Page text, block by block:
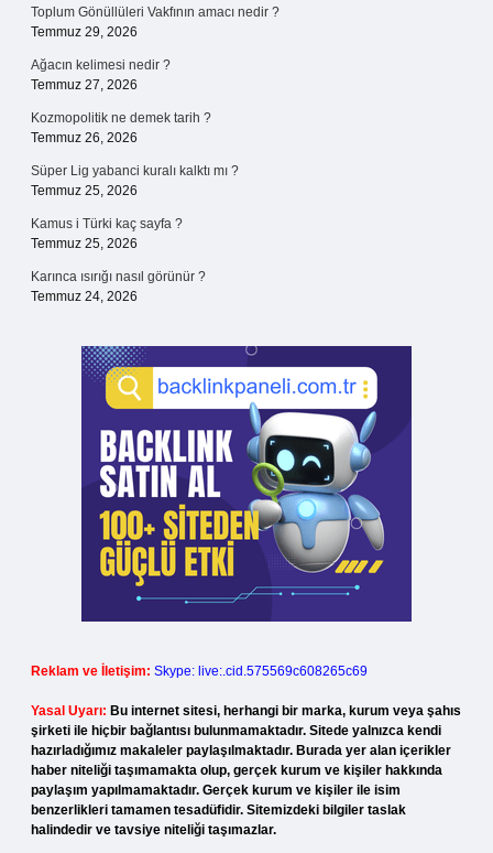
Toplum Gönüllüleri Vakfının amacı nedir ?
Temmuz 29, 2026
Ağacın kelimesi nedir ?
Temmuz 27, 2026
Kozmopolitik ne demek tarih ?
Temmuz 26, 2026
Süper Lig yabanci kuralı kalktı mı ?
Temmuz 25, 2026
Kamus i Türki kaç sayfa ?
Temmuz 25, 2026
Karınca ısırığı nasıl görünür ?
Temmuz 24, 2026
Reklam ve İletişim: Skype: live:.cid.575569c608265c69
Yasal Uyarı: Bu internet sitesi, herhangi bir marka, kurum veya şahıs
şirketi ile hiçbir bağlantısı bulunmamaktadır. Sitede yalnızca kendi
hazırladığımız makaleler paylaşılmaktadır. Burada yer alan içerikler
haber niteliği taşımamakta olup, gerçek kurum ve kişiler hakkında
paylaşım yapılmamaktadır. Gerçek kurum ve kişiler ile isim
benzerlikleri tamamen tesadüfidir. Sitemizdeki bilgiler taslak
halindedir ve tavsiye niteliği taşımazlar.